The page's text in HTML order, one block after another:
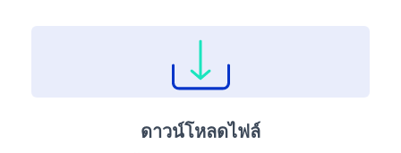
ดาวน์โหลดไฟล์